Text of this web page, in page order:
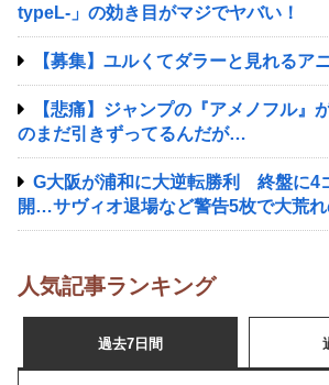
typeL-」の効き目がマジでヤバい！
【募集】ユルくてダラーと見れるア
【悲痛】ジャンプの『アメノフル』
のまだ引きずってるんだが…
G大阪が浦和に大逆転勝利 終盤に4
開…サヴィオ退場など警告5枚で大荒
人気記事ランキング
過去7日間